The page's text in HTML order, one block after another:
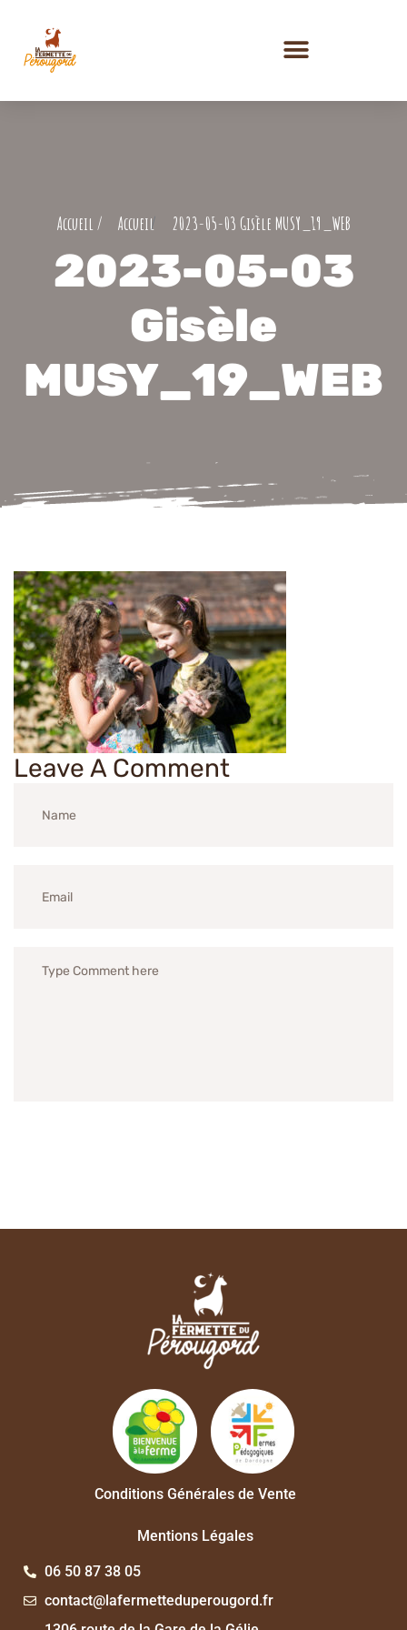
2023-05-03 Gisèle MUSY_19_WEB
2023-05-03
Gisèle
MUSY_19_WEB
Leave A Comment
Conditions Générales de Vente
Mentions Légales
06 50 87 38 05
contact@lafermetteduperougord.fr